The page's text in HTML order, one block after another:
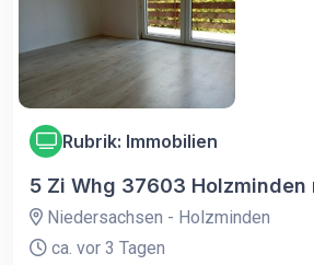
Rubrik: Immobilien
5 Zi Whg 37603 Holzminden
Niedersachsen - Holzminden
ca. vor 3 Tagen